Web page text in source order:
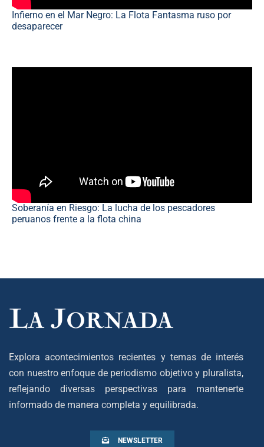
Infierno en el Mar Negro: La Flota Fantasma ruso por
desaparecer
Soberanía en Riesgo: La lucha de los pescadores
peruanos frente a la flota china
Explora acontecimientos recientes y temas de interés
con nuestro enfoque de periodismo objetivo y pluralista,
reflejando diversas perspectivas para mantenerte
informado de manera completa y equilibrada.
NEWSLETTER